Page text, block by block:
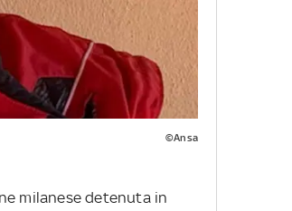
©Ansa
milanese detenuta in